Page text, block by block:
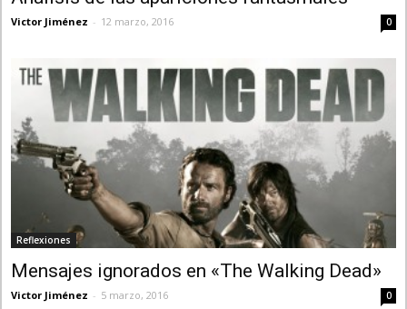
Victor Jiménez - 12 marzo, 2016 0
Reflexiones
Mensajes ignorados en «The Walking Dead»
Victor Jiménez - 5 marzo, 2016 0